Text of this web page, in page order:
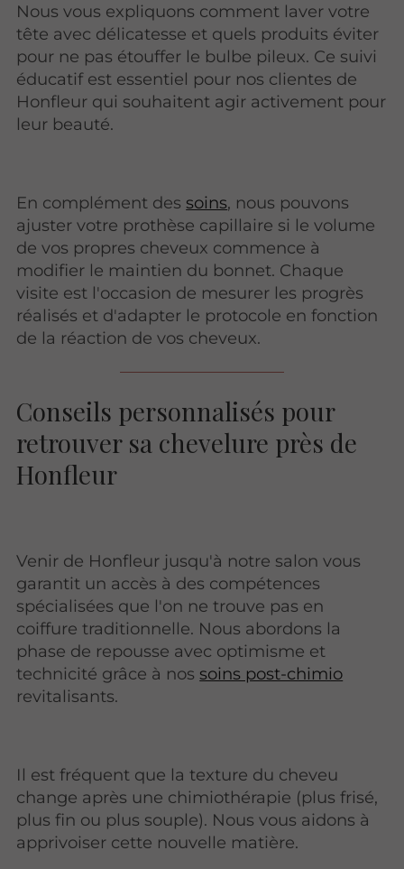
Nous vous expliquons comment laver votre
tête avec délicatesse et quels produits éviter
pour ne pas étouffer le bulbe pileux. Ce suivi
éducatif est essentiel pour nos clientes de
Honfleur qui souhaitent agir activement pour
leur beauté.
En complément dessoins, nous pouvons
ajuster votre prothèse capillaire si le volume
de vos propres cheveux commence à
modifier le maintien du bonnet. Chaque
visite est l'occasion de mesurer les progrès
réalisés et d'adapter le protocole en fonction
de la réaction de vos cheveux.
Conseils personnalisés pour
retrouver sa chevelure près de
Honfleur
Venir de Honfleur jusqu'à notre salon vous
garantit un accès à des compétences
spécialisées que l'on ne trouve pas en
coiffure traditionnelle. Nous abordons la
phase de repousse avec optimisme et
technicité grâce à nossoins post-chimio
revitalisants.
Il est fréquent que la texture du cheveu
change après une chimiothérapie (plus frisé,
plus fin ou plus souple). Nous vous aidons à
apprivoiser cette nouvelle matière.